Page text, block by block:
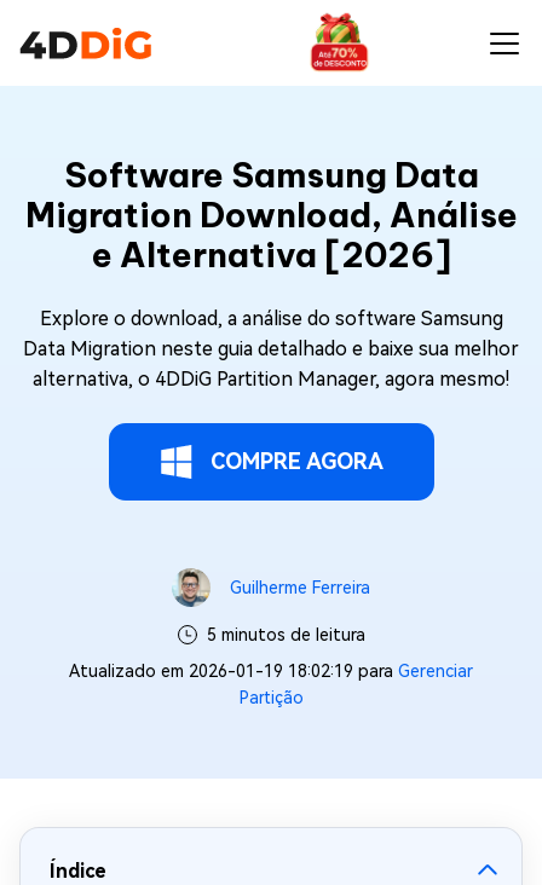
Software Samsung Data
Migration Download, Análise
e Alternativa [2026]
Explore o download, a análise do software Samsung
Data Migration neste guia detalhado e baixe sua melhor
alternativa, o 4DDiG Partition Manager, agora mesmo!
COMPRE AGORA
Guilherme Ferreira
5 minutos de leitura
Atualizado em 2026-01-19 18:02:19 para Gerenciar
Partição
Índice